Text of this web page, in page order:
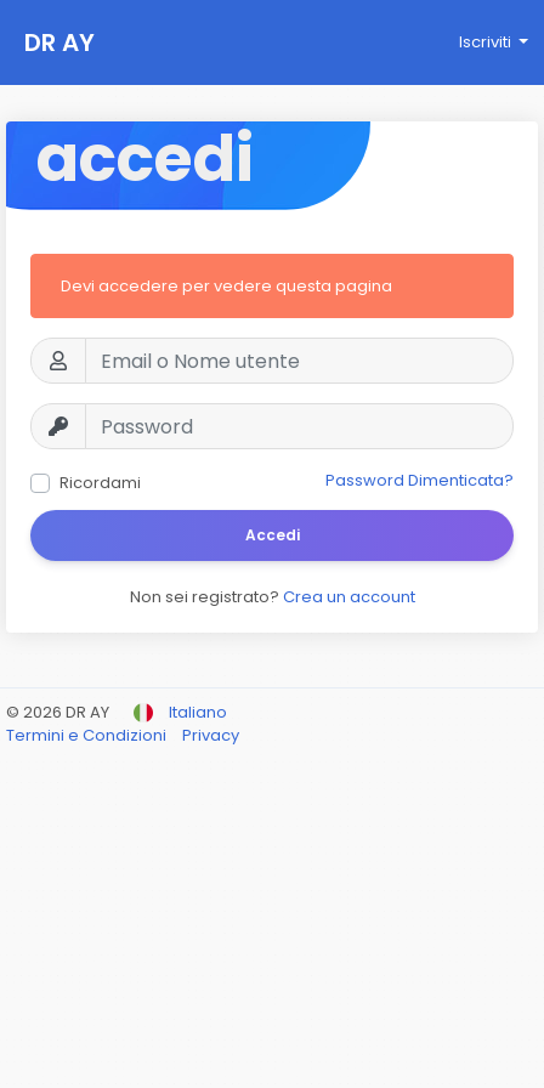
DR AY Iscriviti
accedi
Devi accedere per vedere questa pagina
Ricordami Password Dimenticata?
Accedi
Non sei registrato? Crea un account
© 2026 DR AY
Italiano
Termini e Condizioni
Privacy